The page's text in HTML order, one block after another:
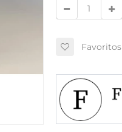
Favoritos